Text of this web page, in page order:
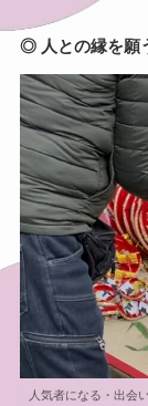
◎ 人との縁を願
人気者になる・出会